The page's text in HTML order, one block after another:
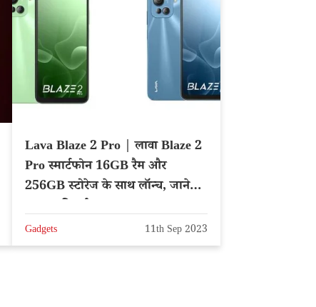
Lava Blaze 2 Pro | लावा Blaze 2
Pro स्मार्टफोन 16GB रैम और
256GB स्टोरेज के साथ लॉन्च, जाने
Gadgets 11th Sep 2023